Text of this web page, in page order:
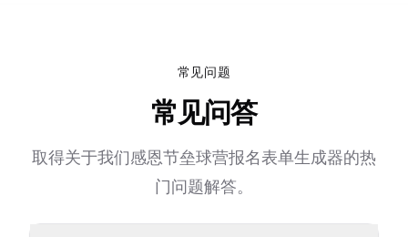
常见问题
常见问答
取得关于我们感恩节垒球营报名表单生成器的热
门问题解答。